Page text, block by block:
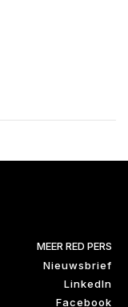
MEER RED PERS
Nieuwsbrief
LinkedIn
Facebook